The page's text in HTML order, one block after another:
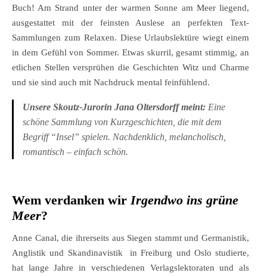
Buch! Am Strand unter der warmen Sonne am Meer liegend,
ausgestattet mit der feinsten Auslese an perfekten Text-
Sammlungen zum Relaxen. Diese Urlaubslektüre wiegt einem
in dem Gefühl von Sommer. Etwas skurril, gesamt stimmig, an
etlichen Stellen versprühen die Geschichten Witz und Charme
und sie sind auch mit Nachdruck mental feinfühlend.
Unsere Skoutz-Jurorin Jana Oltersdorffmeint: Eine
schöne Sammlung von Kurzgeschichten, die mit dem
Begriff “Insel” spielen. Nachdenklich, melancholisch,
romantisch – einfach schön.
Wem verdanken wirIrgendwo ins grüne
Meer?
Anne Canal, die ihrerseits aus Siegen stammt und Germanistik,
Anglistik und Skandinavistik in Freiburg und Oslo studierte,
hat lange Jahre in verschiedenen Verlagslektoraten und als